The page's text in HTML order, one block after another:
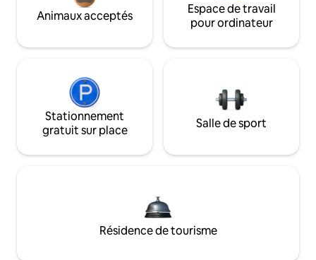
Animaux acceptés
Espace de travail
pour ordinateur
Stationnement
gratuit sur place
Salle de sport
Résidence de tourisme